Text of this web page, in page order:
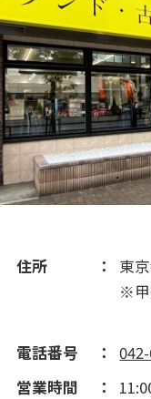
住所
東
※甲
電話番号
営業時間